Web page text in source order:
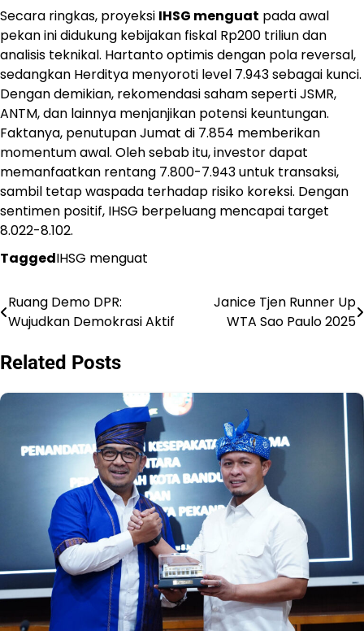
Secara ringkas, proyeksi IHSG menguat pada awal
pekan ini didukung kebijakan fiskal Rp200 triliun dan
analisis teknikal. Hartanto optimis dengan pola reversal,
sedangkan Herditya menyoroti level 7.943 sebagai kunci.
Dengan demikian, rekomendasi saham seperti JSMR,
ANTM, dan lainnya menjanjikan potensi keuntungan.
Faktanya, penutupan Jumat di 7.854 memberikan
momentum awal. Oleh sebab itu, investor dapat
memanfaatkan rentang 7.800-7.943 untuk transaksi,
sambil tetap waspada terhadap risiko koreksi. Dengan
sentimen positif, IHSG berpeluang mencapai target
8.022-8.102.
TaggedIHSG menguat
Navigasi
pos
Ruang Demo DPR:
Wujudkan Demokrasi Aktif
Janice Tjen Runner Up
WTA Sao Paulo 2025
Related Posts